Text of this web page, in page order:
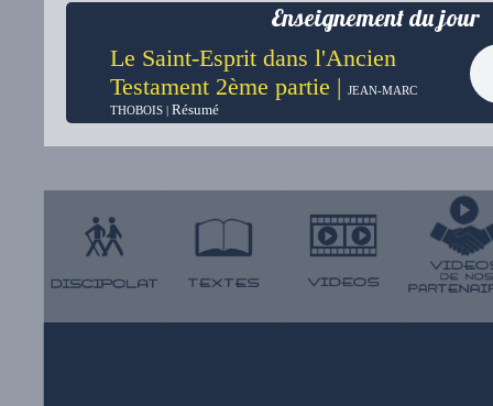
Enseignement du jour
Le Saint-Esprit dans l'Ancien
Testament 2ème partie | JEAN-MARC
THOBOIS | Résumé